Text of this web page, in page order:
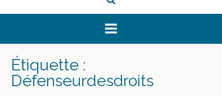
Étiquette :
Défenseurdesdroits